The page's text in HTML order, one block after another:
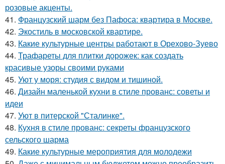
розовые акценты.
41. Французский шарм без Пафоса: квартира в Москве.
42. Экостиль в московской квартире.
43. Какие культурные центры работают в Орехово-Зуево
44. Трафареты для плитки дорожек: как создать
красивые узоры своими руками
45. Уют у моря: студия с видом и тишиной.
46. Дизайн маленькой кухни в стиле прованс: советы и
идеи
47. Уют в питерской "Сталинке".
48. Кухня в стиле прованс: секреты французского
сельского шарма
49. Какие культурные мероприятия для молодежи